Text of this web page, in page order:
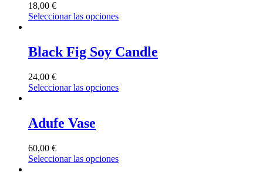
18,00 €
Seleccionar las opciones
Black Fig Soy Candle
24,00 €
Seleccionar las opciones
Adufe Vase
60,00 €
Seleccionar las opciones